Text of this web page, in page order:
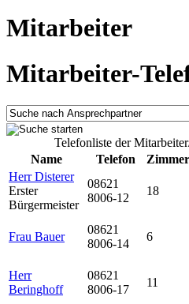
Mitarbeiter
Mitarbeiter-
Telefonliste der
Name
Telefon Zimmer
Herr Disterer
Erster
Bürgermeister
08621
8006-12
18
Frau Bauer
08621
8006-14
6
Herr
Beringhoff
08621
8006-17
11